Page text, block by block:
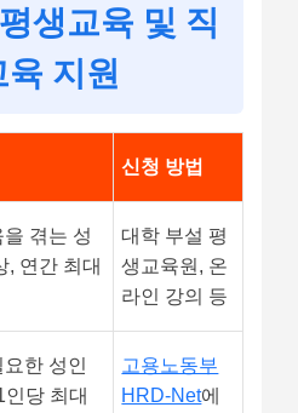
생교육 및 직
육 지원
신청 방법
겪는 성
, 연간 최대
대학 부설 평
생교육원, 온
라인 강의 등
한 성인
당 최대
고용노동부
HRD-Net에